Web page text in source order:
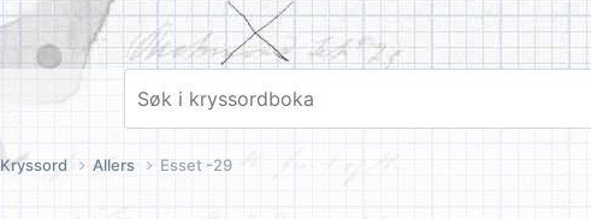
Kryssord Allers Esset -29